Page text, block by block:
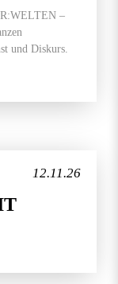
–
und Diskurs.
12.11.26